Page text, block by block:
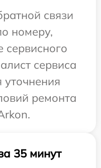
связи
номеру,
сервисного
сервиса
ремонта
35 минут